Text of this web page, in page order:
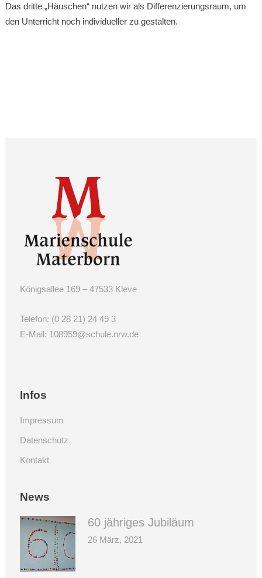
Das dritte „Häuschen“ nutzen wir als Differenzierungsraum, um
den Unterricht noch individueller zu gestalten.
Königsallee 169 – 47533 Kleve
Telefon: (0 28 21) 24 49 3
E-Mail: 108959@schule.nrw.de
Infos
Impressum
Datenschutz
Kontakt
News
60 jähriges Jubiläum
26 März, 2021